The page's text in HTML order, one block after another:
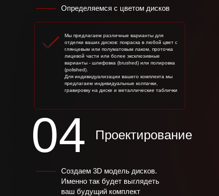
Мы предлагаем различные варианты для
отделки ваших дисков: покраска в любой цвет с
глянцевым или полуматовым лаком, проточка
лицевой части или более эксклюзивные
варианты - шлифовка (brushed) или полировка
(polished).
Для индивидуализации вашего комплекта мы
предлагаем индивидуальные колпачки,
гравировку на диске и металлические таблички
Создаем 3D модель дисков.
Именно так будет выглядеть
ваш будущий комплект
Проектирование
04
Определяемся с цветом дисков